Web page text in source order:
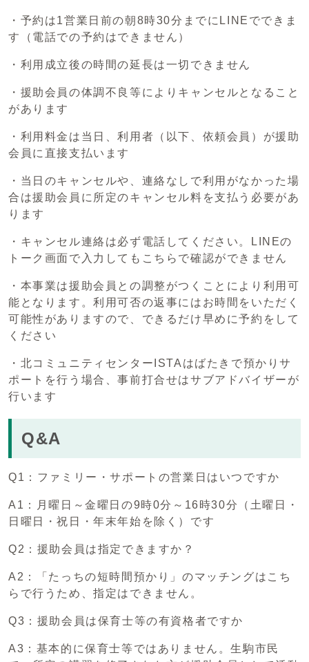
・予約は1営業日前の朝8時30分までにLINEでできま
す（電話での予約はできません）
・利用成立後の時間の延長は一切できません
・援助会員の体調不良等によりキャンセルとなること
があります
・利用料金は当日、利用者（以下、依頼会員）が援助
会員に直接支払います
・当日のキャンセルや、連絡なしで利用がなかった場
合は援助会員に所定のキャンセル料を支払う必要があ
ります
・キャンセル連絡は必ず電話してください。LINEの
トーク画面で入力してもこちらで確認ができません
・本事業は援助会員との調整がつくことにより利用可
能となります。利用可否の返事にはお時間をいただく
可能性がありますので、できるだけ早めに予約をして
ください
・北コミュニティセンターISTAはばたきで預かりサ
ポートを行う場合、事前打合せはサブアドバイザーが
行います
Q&A
Q1：ファミリー・サポートの営業日はいつですか
A1：月曜日～金曜日の9時0分～16時30分（土曜日・
日曜日・祝日・年末年始を除く）です
Q2：援助会員は指定できますか？
A2：「たっちの短時間預かり」のマッチングはこち
らで行うため、指定はできません。
Q3：援助会員は保育士等の有資格者ですか
A3：基本的に保育士等ではありません。生駒市民